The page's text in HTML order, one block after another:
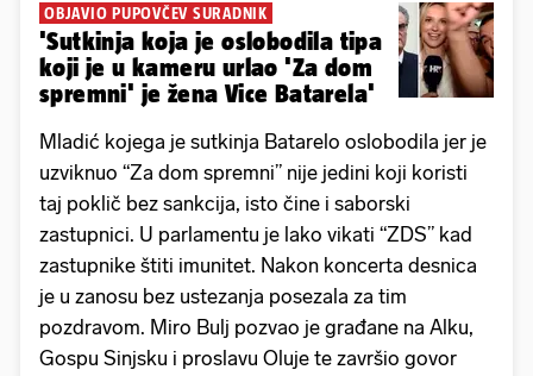
OBJAVIO PUPOVČEV SURADNIK
'Sutkinja koja je oslobodila tipa
koji je u kameru urlao 'Za dom
spremni' je žena Vice Batarela'
Mladić kojega je sutkinja Batarelo oslobodila jer je
uzviknuo “Za dom spremni” nije jedini koji koristi
taj poklič bez sankcija, isto čine i saborski
zastupnici. U parlamentu je lako vikati “ZDS” kad
zastupnike štiti imunitet. Nakon koncerta desnica
je u zanosu bez ustezanja posezala za tim
pozdravom. Miro Bulj pozvao je građane na Alku,
Gospu Sinjsku i proslavu Oluje te završio govor